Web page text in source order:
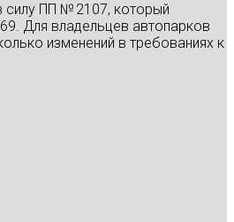
силу ПП № 2107, который
Для владельцев автопарков
изменений в требованиях к